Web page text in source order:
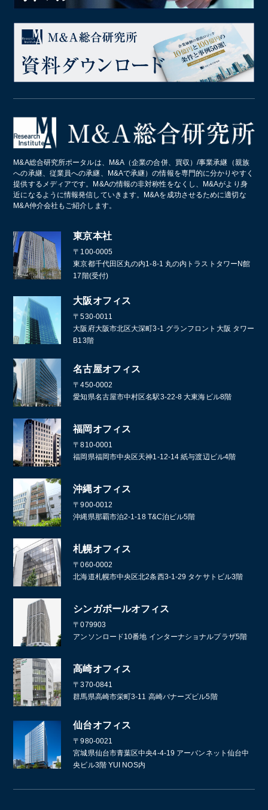
M&A総合研究所ポータルは、M&A（企業の合併、買収）/事業承継（親族
への承継、従業員への承継、M&Aで承継）の情報を専門的に分かりやすく
提供するメディアです。M&Aの情報の非対称性をなくし、M&Aがより身
近になるように情報発信していきます。M&Aを成功させるために適切な
M&A仲介会社もご紹介します。
東京本社
〒100-0005
東京都千代田区丸の内1-8-1 丸の内トラストタワーN館
17階(受付)
大阪オフィス
〒530-0011
大阪府大阪市北区大深町3-1 グランフロント大阪 タワー
B13階
名古屋オフィス
〒450-0002
愛知県名古屋市中村区名駅3-22-8 大東海ビル8階
福岡オフィス
〒810-0001
福岡県福岡市中央区天神1-12-14 紙与渡辺ビル4階
沖縄オフィス
〒900-0012
沖縄県那覇市泊2-1-18 T&C泊ビル5階
札幌オフィス
〒060-0002
北海道札幌市中央区北2条西3-1-29 タケサトビル3階
シンガポールオフィス
〒079903
アンソンロード10番地 インターナショナルプラザ5階
高崎オフィス
〒370-0841
群馬県高崎市栄町3-11 高崎バナーズビル5階
仙台オフィス
〒980-0021
宮城県仙台市青葉区中央4-4-19 アーバンネット仙台中
央ビル3階 YUI NOS内